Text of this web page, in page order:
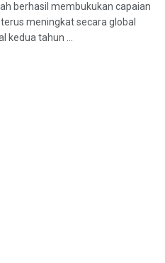
berhasil membukukan capaian
meningkat secara global
kedua tahun ...